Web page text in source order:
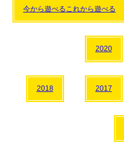
今から遊べるこれから遊べる
2020
2018 2017